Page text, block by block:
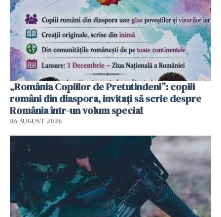
„România Copiilor de Pretutindeni”: copiii
români din diaspora, invitați să scrie despre
România într-un volum special
06 AUGUST 2026